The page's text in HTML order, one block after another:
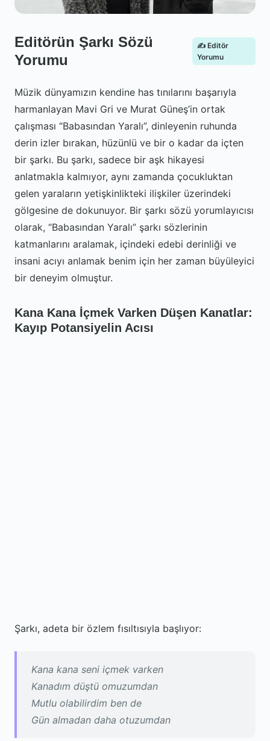
Editörün Şarkı Sözü
Yorumu
✍️ Editör
Yorumu
Müzik dünyamızın kendine has tınılarını başarıyla
harmanlayan Mavi Gri ve Murat Güneş’in ortak
çalışması “Babasından Yaralı”, dinleyenin ruhunda
derin izler bırakan, hüzünlü ve bir o kadar da içten
bir şarkı. Bu şarkı, sadece bir aşk hikayesi
anlatmakla kalmıyor, aynı zamanda çocukluktan
gelen yaraların yetişkinlikteki ilişkiler üzerindeki
gölgesine de dokunuyor. Bir şarkı sözü yorumlayıcısı
olarak, “Babasından Yaralı” şarkı sözlerinin
katmanlarını aralamak, içindeki edebi derinliği ve
insani acıyı anlamak benim için her zaman büyüleyici
bir deneyim olmuştur.
Kana Kana İçmek Varken Düşen Kanatlar:
Kayıp Potansiyelin Acısı
Şarkı, adeta bir özlem fısıltısıyla başlıyor:
Kana kana seni içmek varken
Kanadım düştü omuzumdan
Mutlu olabilirdim ben de
Gün almadan daha otuzumdan